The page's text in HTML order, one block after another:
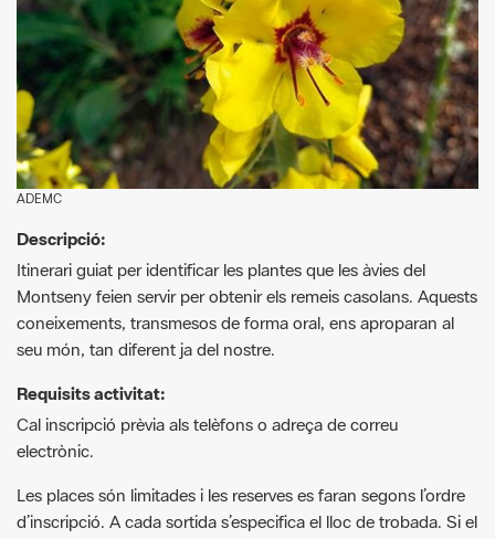
ADEMC
Descripció:
Itinerari guiat per identificar les plantes que les àvies del
coneixements, transmesos de forma oral, ens aproparan al
seu món, tan diferent ja del nostre.
Requisits activitat:
Cal inscripció prèvia als telèfons o adreça de correu
Les places són limitades i les reserves es faran segons l’ordre
d’inscripció. A cada sortida s’especifica el lloc de trobada. Si el
la sortida.